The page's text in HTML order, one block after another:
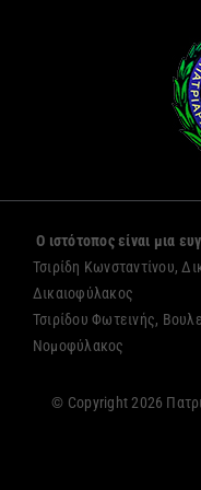
Ο ιστότοπος είναι μια
Τσιρίδη Κωνσταντίνου,
Δικαιοφύλακος
Τσιρίδου Φωτεινής,
Νομοφύλακος
© Copyright 2026